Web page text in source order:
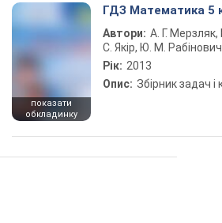
показати
обкладинку
ГДЗ Математика 5
Автори: А. Г.
С. Якір, Ю. М. Рабінович
Рік: 2013
Опис: Збірник задач і